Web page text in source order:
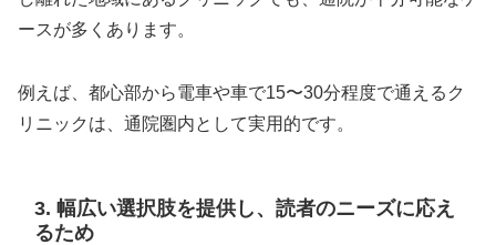
ースが多くあります。
例えば、都心部から電車や車で15〜30分程度で通えるク
リニックは、通院圏内として実用的です。
3. 幅広い選択肢を提供し、読者のニーズに応え
るため